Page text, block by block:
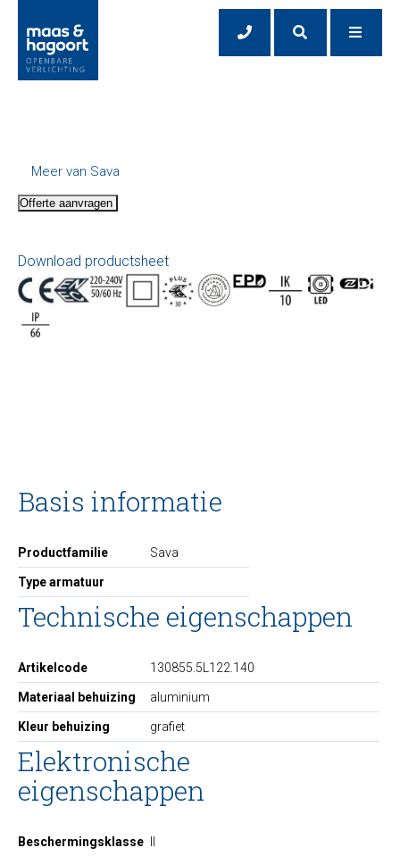
Meer van Sava
Offerte aanvragen
Download productsheet
Basis informatie
Productfamilie Sava
Type armatuur
Technische eigenschappen
Artikelcode 130855.5L122.140
Materiaal behuizing aluminium
Kleur behuizing grafiet
Elektronische
eigenschappen
Beschermingsklasse